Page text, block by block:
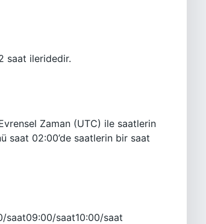
saat ileridedir.
Zaman (UTC) ile saatlerin
saat 02:00’de saatlerin bir saat
saat09:00/saat10:00/saat